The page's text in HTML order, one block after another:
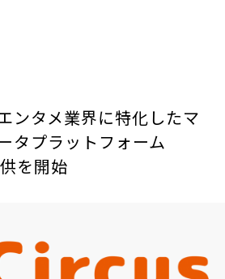
ンタメ業界に特化したマ
タプラットフォーム
を開始